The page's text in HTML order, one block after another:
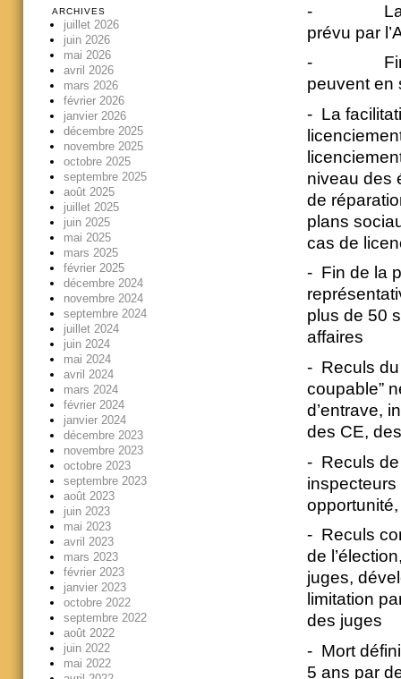
- La
prévu par
- Fin de la
peuvent en
- La
niveau des
de
plans
cas de
- Fin de la
plus de 50
affaires
- Reculs du
coupable”
d’entrave,
des CE,
- Reculs de
- Reculs
de
juges,
limitation
des juges
- Mort
5 ans par
ARCHIVES
juillet 2026
juin 2026
mai 2026
avril 2026
mars 2026
février 2026
janvier 2026
décembre 2025
novembre 2025
octobre 2025
septembre 2025
août 2025
juillet 2025
juin 2025
mai 2025
mars 2025
février 2025
décembre 2024
novembre 2024
septembre 2024
juillet 2024
juin 2024
mai 2024
avril 2024
mars 2024
février 2024
janvier 2024
décembre 2023
novembre 2023
octobre 2023
septembre 2023
août 2023
juin 2023
mai 2023
avril 2023
mars 2023
février 2023
janvier 2023
octobre 2022
septembre 2022
août 2022
juin 2022
mai 2022